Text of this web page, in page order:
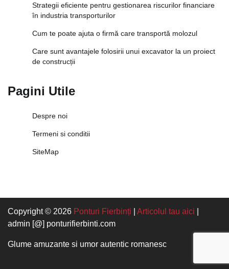
Strategii eficiente pentru gestionarea riscurilor financiare
în industria transporturilor
Cum te poate ajuta o firmă care transportă molozul
Care sunt avantajele folosirii unui excavator la un proiect
de construcții
Pagini Utile
Despre noi
Termeni si conditii
SiteMap
Copyright © 2026 Ponturi Fierbinți Articolul tau aici
admin [@] ponturifierbinti.com
Glume amuzante si umor autentic romanesc